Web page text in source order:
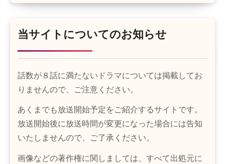
当サイトについてのお知らせ
話数が８話に満たないドラマについては掲載してお
りませんので、ご注意ください。
あくまでも放送開始予定をご紹介するサイトです。
放送開始後に放送時間が変更になった場合には告知
いたしませんので、ご了承ください。
画像などの著作権に関しましては、すべて出処元に